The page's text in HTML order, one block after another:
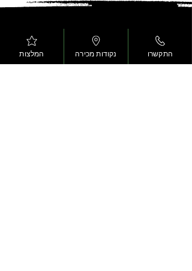
מוצרי הקצב הירוק
המלצות נקודות מכירה התקשרו